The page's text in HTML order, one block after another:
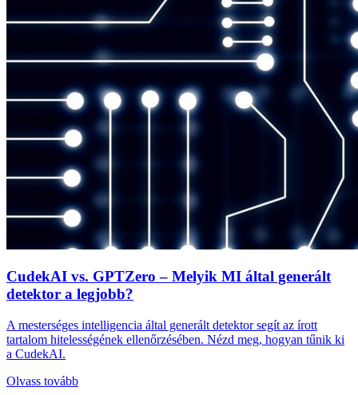
CudekAI vs. GPTZero – Melyik MI által generált
detektor a legjobb?
A mesterséges intelligencia által generált detektor segít az írott
tartalom hitelességének ellenőrzésében. Nézd meg, hogyan tűnik ki
a CudekAI.
Olvass tovább